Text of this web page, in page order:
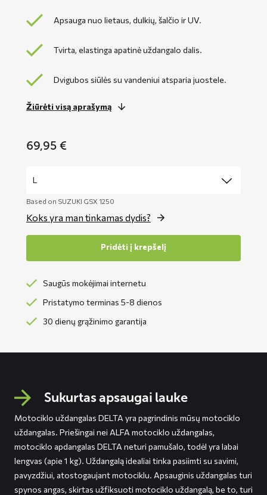
Apsauga nuo lietaus, dulkių, šalčio ir UV.
Tvirta, elastinga apatinė uždangalo dalis.
Dvigubos siūlės su vandeniui atsparia juostele.
Žiūrėti visą aprašymą
69,95 €
Based on SUZUKI GSX 1250
Koks yra man tinkamas dydis?
Pridėti į krepšelį
Saugūs mokėjimai internetu
Pristatymo terminas 5-8 dienos
30 dienų grąžinimo garantija
Sukurtas apsaugai lauke
Motociklo uždangalas DELTA yra pagrindinis mūsų motociklo
uždangalas. Priešingai nei ALFA motociklo uždangalas,
motociklo apdangalas DELTA neturi pamušalo, todėl yra labai
lengvas (apie 1 kg). Uždangalą idealiai tinka pasiimti su savimi,
pavyzdžiui, atostogaujant motociklu. Apsauginis uždangalas turi
spynos angas, skirtas užfiksuoti motociklo uždangalą, be to, turi